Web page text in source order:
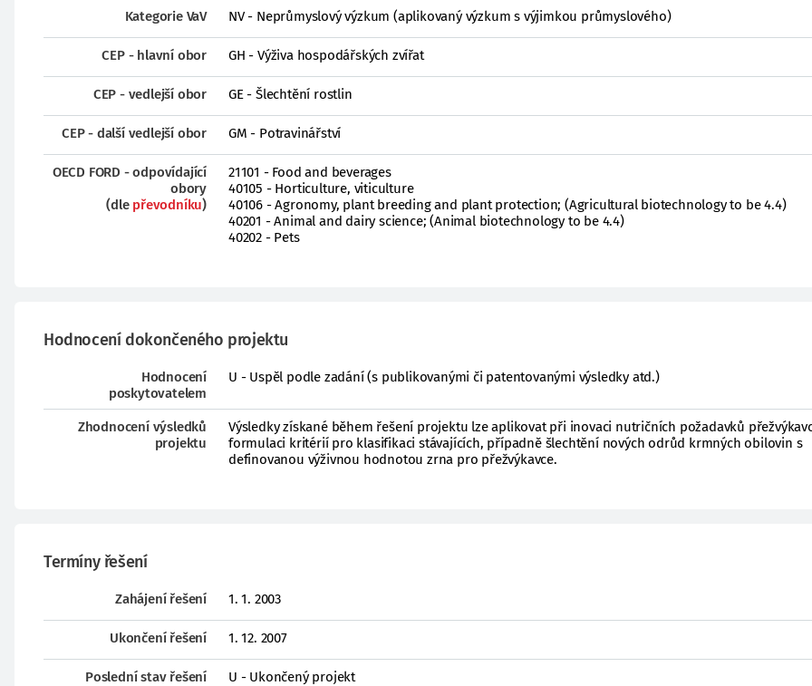
Kategorie VaV NV - Neprůmyslový výzkum (aplikovaný výzkum s výjimkou průmyslového)
CEP - hlavní obor GH - Výživa hospodářských zvířat
CEP - vedlejší obor GE - Šlechtění rostlin
CEP - další vedlejší obor GM - Potravinářství
OECD FORD - odpovídající
obory
(dle převodníku)
21101 - Food and beverages
40105 - Horticulture, viticulture
40106 - Agronomy, plant breeding and plant protection; (Agricultural biotechnology to be 4.4)
40201 - Animal and dairy science; (Animal biotechnology to be 4.4)
40202 - Pets
Hodnocení dokončeného projektu
Hodnocení
poskytovatelem
U - Uspěl podle zadání (s publikovanými či patentovanými výsledky atd.)
Zhodnocení výsledků
projektu
Výsledky získané během řešení projektu lze aplikovat při inovaci nutričních požadavků
formulaci kritérií pro klasifikaci stávajících, případně šlechtění nových odrůd krmných obilovin s
definovanou výživnou hodnotou zrna pro přežvýkavce.
Termíny řešení
Zahájení řešení 1. 1. 2003
Ukončení řešení 1. 12. 2007
Poslední stav řešení U - Ukončený projekt